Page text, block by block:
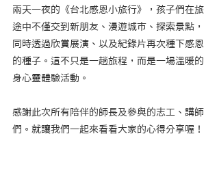
兩天一夜的《台北感恩小旅行》，孩子們在旅
途中不僅交到新朋友、漫遊城市、探索景點，
同時透過欣賞展演、以及紀錄片再次種下感恩
的種子。這不只是一趟旅程，而是一場溫暖的
身心靈體驗活動。
感謝此次所有陪伴的師長及參與的志工、講師
們。就讓我們一起來看看大家的心得分享喔！